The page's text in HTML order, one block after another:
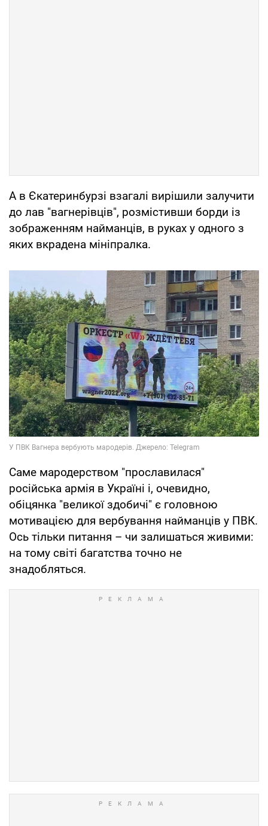
А в Єкатеринбурзі взагалі вирішили залучити
до лав "вагнерівців", розмістивши борди із
зображенням найманців, в руках у одного з
яких вкрадена мініпралка.
Саме мародерством "прославилася"
російська армія в Україні і, очевидно,
обіцянка "великої здобичі" є головною
мотивацією для вербування найманців у ПВК.
Ось тільки питання – чи залишаться живими:
на тому світі багатства точно не
знадобляться.